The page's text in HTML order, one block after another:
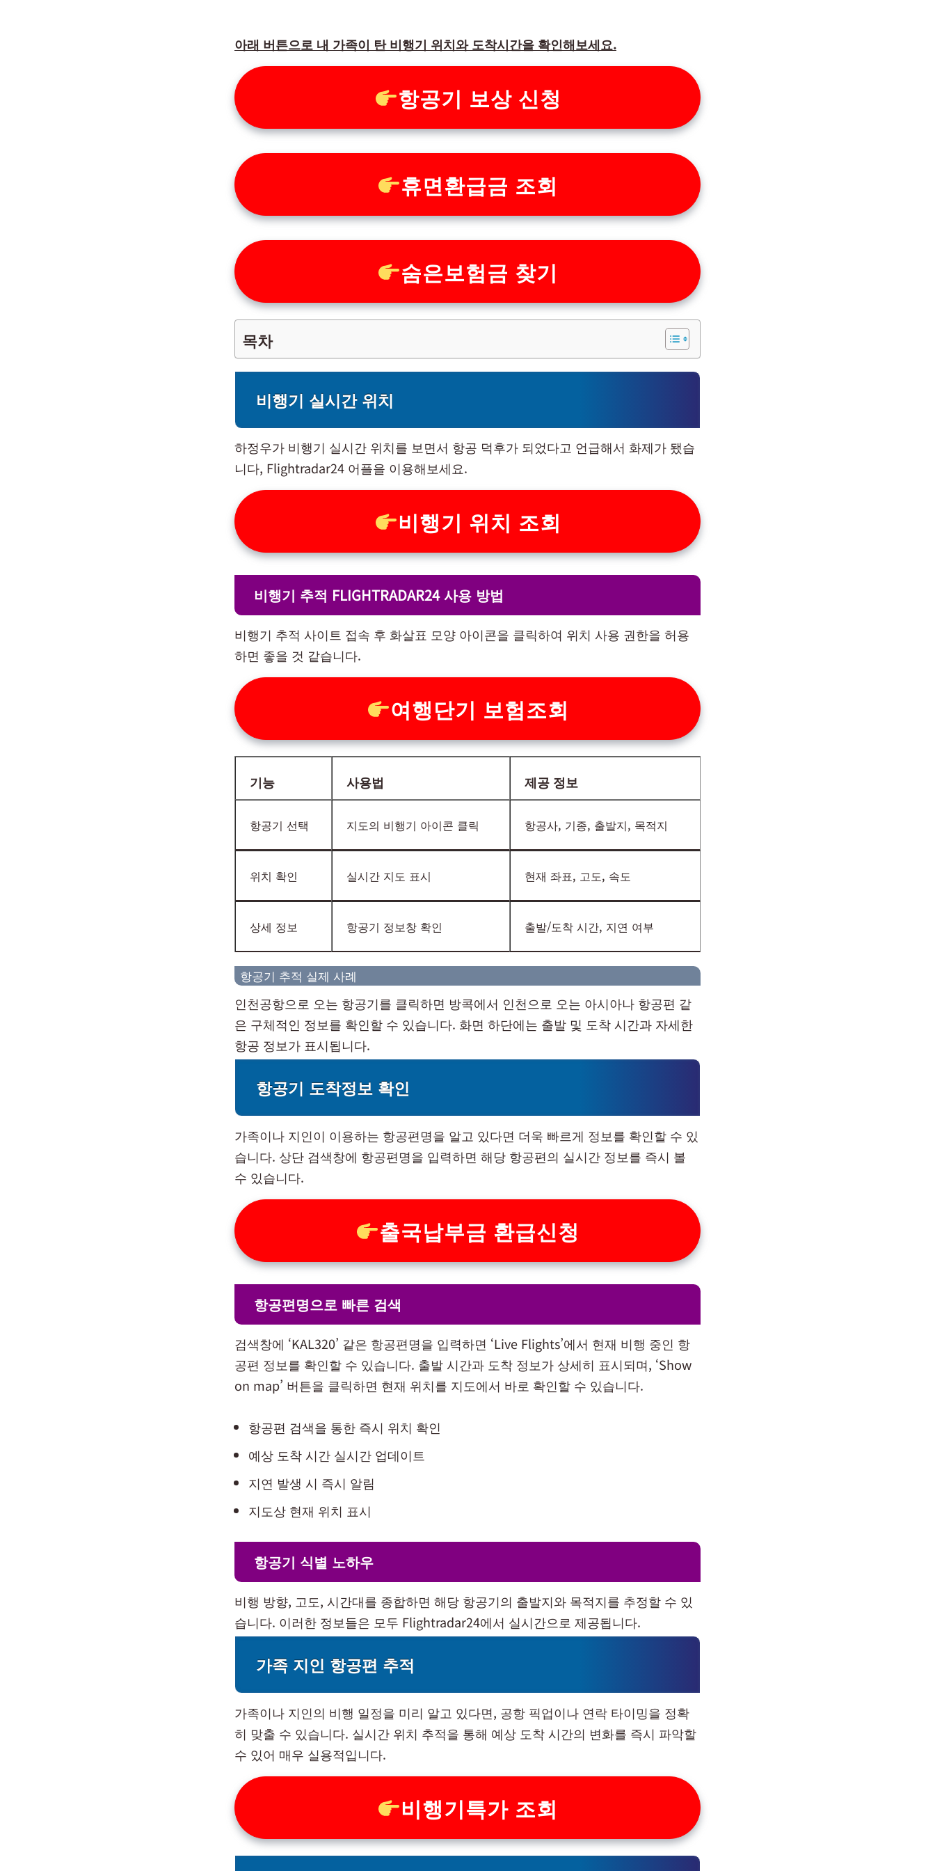
아래 버튼으로 내 가족이 탄 비행기 위치와 도착시간을 확인해보세요.
항공기 보상 신청
휴면환급금 조회
숨은보험금 찾기
목차
비행기 실시간 위치
하정우가 비행기 실시간 위치를 보면서 항공 덕후가 되었다고 언급해서 화제가 됐습
니다, Flightradar24 어플을 이용해보세요.
비행기 위치 조회
비행기 추적 FLIGHTRADAR24 사용 방법
비행기 추적 사이트 접속 후 화살표 모양 아이콘을 클릭하여 위치 사용 권한을 허용
하면 좋을 것 같습니다.
여행단기 보험조회
기능 사용법 제공 정보
항공기 선택 지도의 비행기 아이콘 클릭 항공사, 기종, 출발지, 목적지
위치 확인 실시간 지도 표시 현재 좌표, 고도, 속도
상세 정보 항공기 정보창 확인 출발/도착 시간, 지연 여부
항공기 추적 실제 사례
인천공항으로 오는 항공기를 클릭하면 방콕에서 인천으로 오는 아시아나 항공편 같
은 구체적인 정보를 확인할 수 있습니다. 화면 하단에는 출발 및 도착 시간과 자세한
항공 정보가 표시됩니다.
항공기 도착정보 확인
가족이나 지인이 이용하는 항공편명을 알고 있다면 더욱 빠르게 정보를 확인할 수 있
습니다. 상단 검색창에 항공편명을 입력하면 해당 항공편의 실시간 정보를 즉시 볼
수 있습니다.
출국납부금 환급신청
항공편명으로 빠른 검색
검색창에 ‘KAL320’ 같은 항공편명을 입력하면 ‘Live Flights’에서 현재 비행 중인 항
공편 정보를 확인할 수 있습니다. 출발 시간과 도착 정보가 상세히 표시되며, ‘Show
on map’ 버튼을 클릭하면 현재 위치를 지도에서 바로 확인할 수 있습니다.
항공편 검색을 통한 즉시 위치 확인
예상 도착 시간 실시간 업데이트
지연 발생 시 즉시 알림
지도상 현재 위치 표시
항공기 식별 노하우
비행 방향, 고도, 시간대를 종합하면 해당 항공기의 출발지와 목적지를 추정할 수 있
습니다. 이러한 정보들은 모두 Flightradar24에서 실시간으로 제공됩니다.
가족 지인 항공편 추적
가족이나 지인의 비행 일정을 미리 알고 있다면, 공항 픽업이나 연락 타이밍을 정확
히 맞출 수 있습니다. 실시간 위치 추적을 통해 예상 도착 시간의 변화를 즉시 파악할
수 있어 매우 실용적입니다.
비행기특가 조회